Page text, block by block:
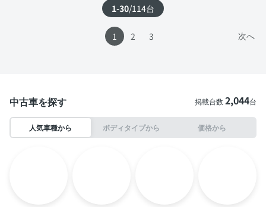
1-30/114台
次へ
1 2 3
中古車を探す 掲載台数2,044台
人気車種から ボディタイプから 価格から